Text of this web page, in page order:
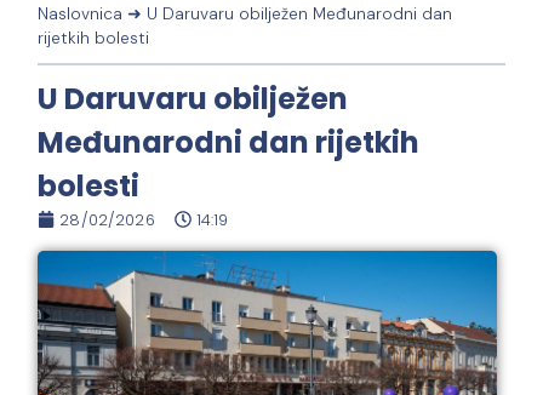
Naslovnica ➜ U Daruvaru obilježen Međunarodni dan
rijetkih bolesti
U Daruvaru obilježen
Međunarodni dan rijetkih
bolesti
28/02/2026 14:19